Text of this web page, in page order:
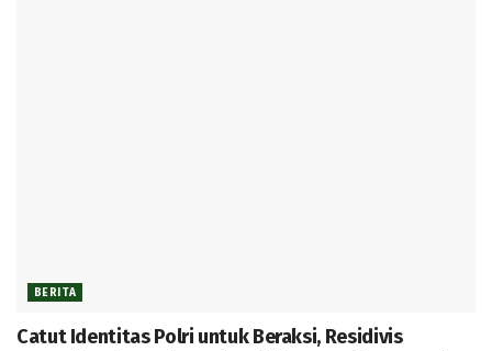
BERITA
Catut Identitas Polri untuk Beraksi, Residivis